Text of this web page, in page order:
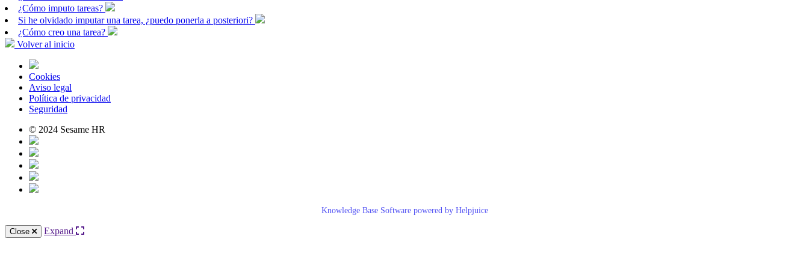
¿Cómo imputo tareas?
Si he olvidado imputar una tarea, ¿puedo ponerla a posteriori?
¿Cómo creo una tarea?
Volver al inicio
Cookies
Aviso legal
Política de privacidad
Seguridad
© 2024 Sesame HR
Knowledge Base Software powered by Helpjuice
Close Expand